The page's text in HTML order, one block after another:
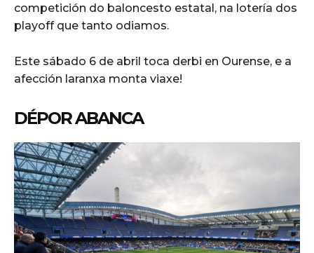
competición do baloncesto estatal, na lotería dos
playoff que tanto odiamos.
Este sábado 6 de abril toca derbi en Ourense, e a
afección laranxa monta viaxe!
DÉPOR ABANCA